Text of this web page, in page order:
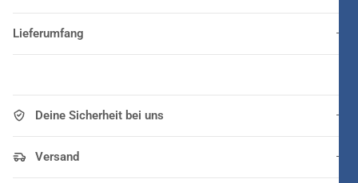
Lieferumfang
Deine Sicherheit bei uns
Versand